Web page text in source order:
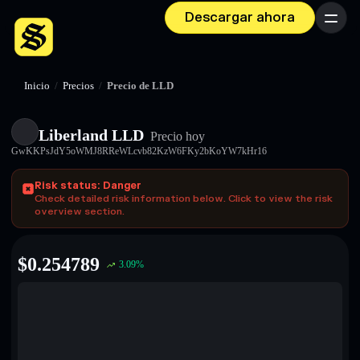
Descargar ahora Menú
Inicio / Precios / Precio de LLD
Liberland LLD Precio hoy
GwKKPsJdY5oWMJ8RReWLcvb82KzW6FKy2bKoYW7kHr16
Risk status: Danger
Check detailed risk information below. Click to view the risk
overview section.
$0.254789 3.09%